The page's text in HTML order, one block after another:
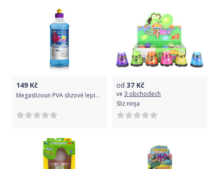
149 Kč
Megaslizoun PVA slizové lepidlo Modré 500 ml
od 37 Kč
ve 3 obchodech
Sliz ninja